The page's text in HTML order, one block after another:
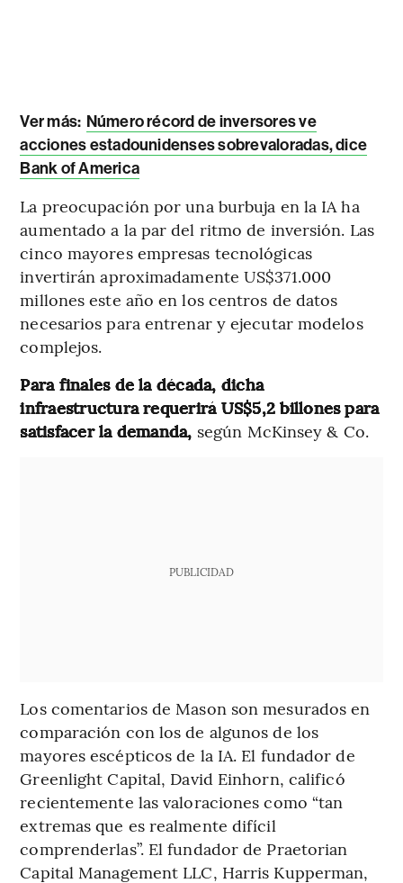
Ver más: Número récord de inversores ve
acciones estadounidenses sobrevaloradas, dice
Bank of America
La preocupación por una burbuja en la IA ha
aumentado a la par del ritmo de inversión. Las
cinco mayores empresas tecnológicas
invertirán aproximadamente US$371.000
millones este año en los centros de datos
necesarios para entrenar y ejecutar modelos
complejos.
Para finales de la década, dicha
infraestructura requerirá US$5,2 billones para
satisfacer la demanda, según McKinsey & Co.
PUBLICIDAD
Los comentarios de Mason son mesurados en
comparación con los de algunos de los
mayores escépticos de la IA. El fundador de
Greenlight Capital, David Einhorn, calificó
recientemente las valoraciones como “tan
extremas que es realmente difícil
comprenderlas”. El fundador de Praetorian
Capital Management LLC, Harris Kupperman,